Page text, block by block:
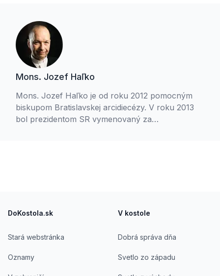
Mons. Jozef Haľko
Mons. Jozef Haľko je od roku 2012 pomocným
biskupom Bratislavskej arcidiecézy. V roku 2013
bol prezidentom SR vymenovaný za
DoKostola.sk
Stará webstránka
Oznamy
V kostole
Dobrá správa dňa
Svetlo zo západu